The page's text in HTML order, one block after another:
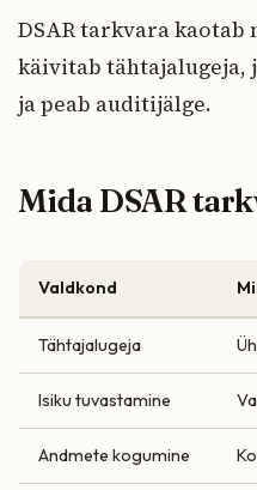
DSAR tarkvara
käivitab tähtajalugeja,
ja peab auditijälge.
Mida DSAR
Valdkond
Tähtajalugeja
Isiku tuvastamine
Andmete kogumine